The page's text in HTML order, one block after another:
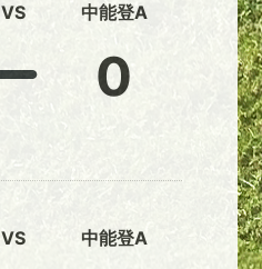
VS 中能登A
0
VS 中能登A